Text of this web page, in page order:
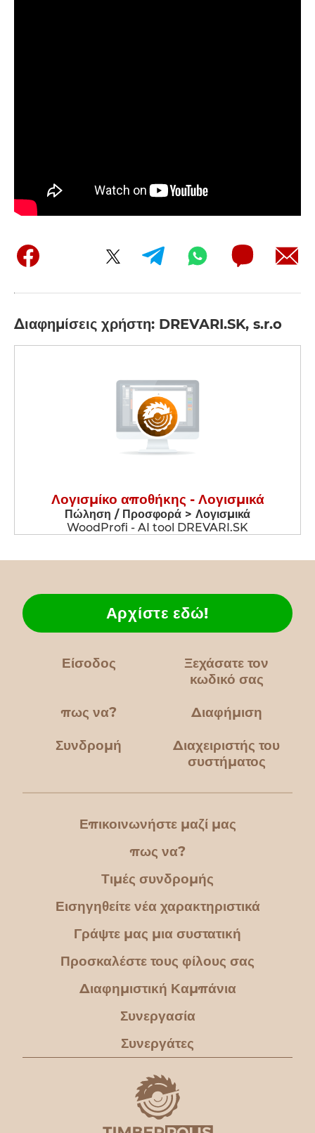
Διαφημίσεις χρήστη: DREVARI.SK, s.r.o
Λογισμίκο αποθήκης - Λογισμικά
Πώληση / Προσφορά > Λογισμικά
WoodProfi - AI tool DREVARI.SK
Είσοδος
Ξεχάσατε τον
κωδικό σας
πως να?
Αρχίστε εδώ!
Διαφήμιση
Συνδρομή
Διαχειριστής του
συστήματος
Επικοινωνήστε μαζί μας
πως να?
Τιμές συνδρομής
Εισηγηθείτε νέα χαρακτηριστικά
Γράψτε μας μια συστατική
Προσκαλέστε τους φίλους σας
Διαφημιστική Καμπάνια
Συνεργασία
Συνεργάτες